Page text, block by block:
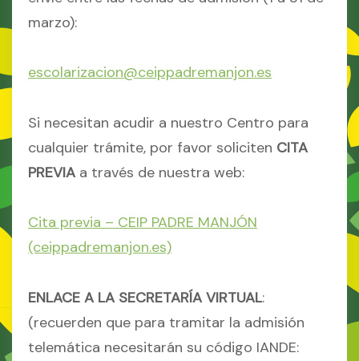
marzo):
escolarizacion@ceippadremanjon.es
Si necesitan acudir a nuestro Centro para
cualquier trámite, por favor soliciten CITA
PREVIA a través de nuestra web:
Cita previa – CEIP PADRE MANJÓN
(ceippadremanjon.es)
ENLACE A LA SECRETARÍA VIRTUAL:
(recuerden que para tramitar la admisión
telemática necesitarán su código IANDE: